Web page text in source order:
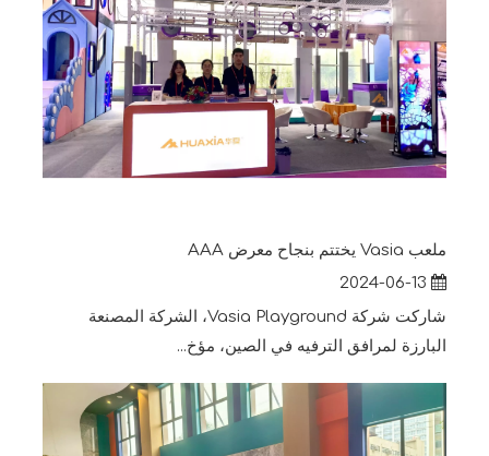
ملعب Vasia يختتم بنجاح معرض AAA
شاركت شركة Vasia Playground، الشركة المصنعة
البارزة لمرافق الترفيه في الصين، مؤخ...